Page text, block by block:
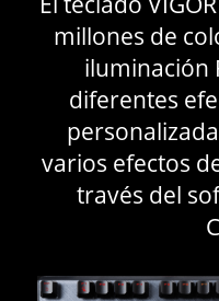
millones de
iluminación
diferentes
varios efectos
través del